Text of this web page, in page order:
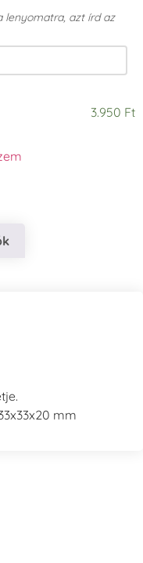
lenyomatra, azt írd az
3.950 Ft
mm